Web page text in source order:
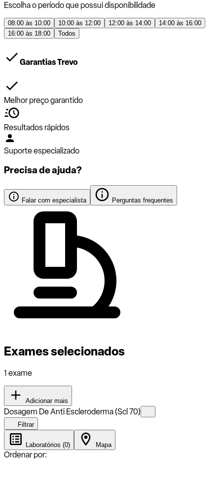
Escolha o período que possui disponibilidade
08:00 às 10:00 10:00 às 12:00 12:00 às 14:00
14:00 às 16:00
16:00 às 18:00
Todos
Garantias Trevo
Melhor preço garantido
Resultados rápidos
Suporte especializado
Precisa de ajuda?
Falar com especialista Perguntas frequentes
Exames selecionados
1 exame
Adicionar mais
Dosagem De Anti Escleroderma (Scl 70)
Filtrar
Laboratórios (0) Mapa
Ordenar por: